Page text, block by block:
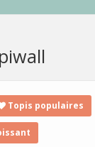
Topis populaires